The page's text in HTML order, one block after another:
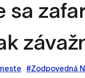
sa
#Zodpovedná
súbory, do ktorých
k tomu, aby si
okne.